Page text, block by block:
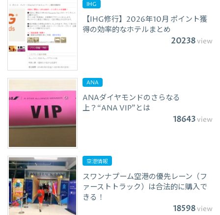
IHG
【IHG修行】2026年10月 ポイント獲
得の効率的なホテルまとめ
20238view
ANA
ANAダイヤモンドのさらなる
上？“ANA VIP”とは
18643view
空港情報
スワンナプーム空港の優先レーン（フ
ァーストトラック）は合法的に購入で
きる！
18598view